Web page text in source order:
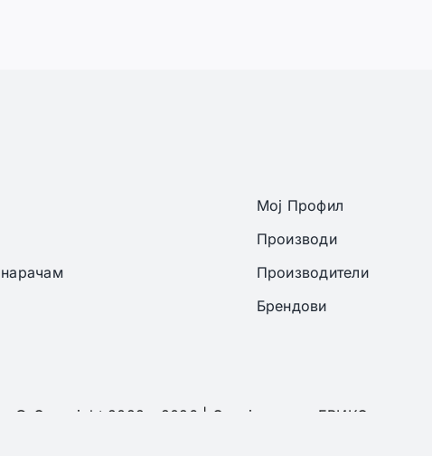
Мој Профил
Производи
Производители
Брендови
© Copyright 2022 - 2026 | Онлајн аптека ЕРИКС сите